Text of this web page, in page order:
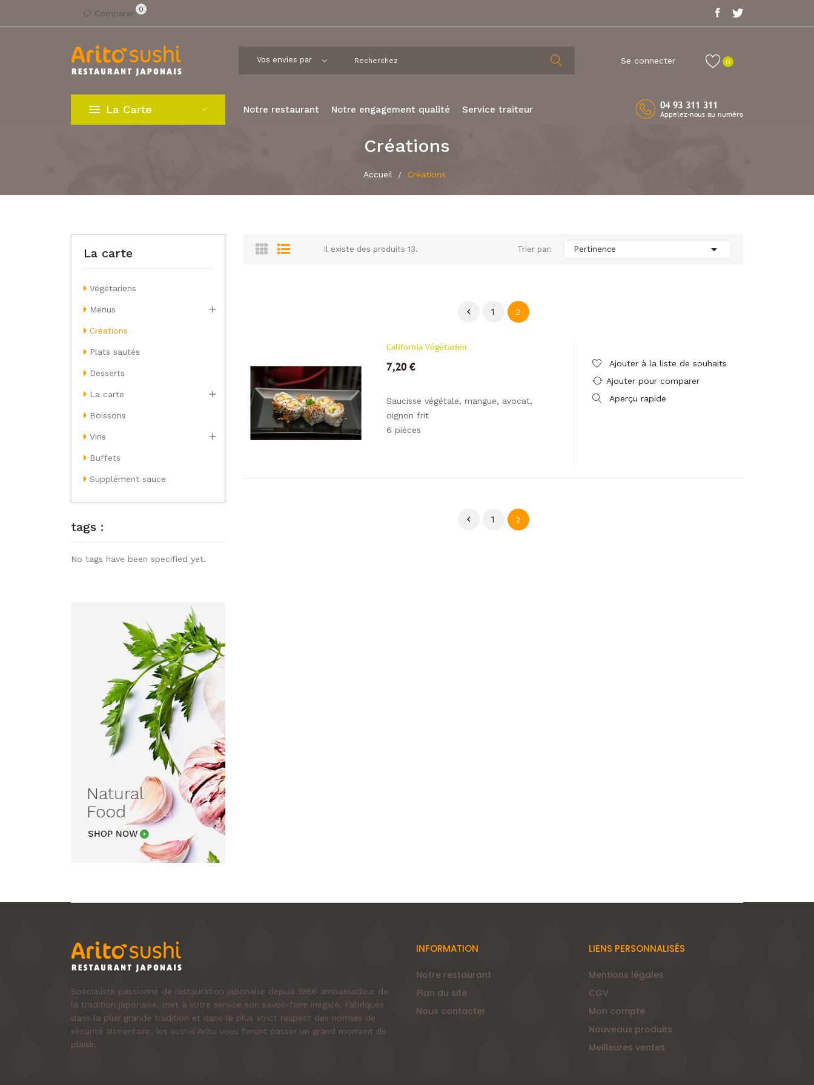
Comparer 0
0
Se connecter
04 93 311 311
Appelez-nous au numéro
La Carte Notre restaurant Notre engagement qualité Service traiteur
Créations
Accueil Créations
La carte
Végétariens
Menus 
Créations
Plats sautés
Desserts
La carte 
Boissons
Vins 
Buffets
Supplément sauce
tags :
No tags have been specified yet.
Il existe des produits 13. Trier par: Pertinence 
 1 2
California Végétarien
7,20 €
Saucisse végétale, mangue, avocat,
oignon frit
6 pièces
Ajouter à la liste de souhaits
Ajouter pour comparer
Aperçu rapide
 1 2
Spécialiste passionné de restauration japonaise depuis 1986 ambassadeur de
la tradition japonaise, met à votre service son savoir-faire inégalé. Fabriqués
dans la plus grande tradition et dans le plus strict respect des normes de
sécurité alimentaire, les sushis Arito vous feront passer un grand moment de
plaisir.
INFORMATION
Notre restaurant
Plan du site
Nous contacter
LIENS PERSONNALISÉS
Mentions légales
CGV
Mon compte
Nouveaux produits
Meilleures ventes